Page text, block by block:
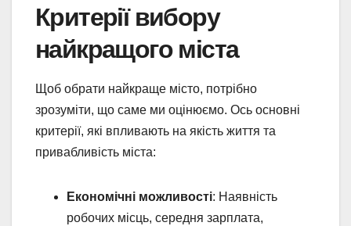
Критерії вибору
найкращого міста
Щоб обрати найкраще місто, потрібно
зрозуміти, що саме ми оцінюємо. Ось основні
критерії, які впливають на якість життя та
привабливість міста:
Економічні можливості: Наявність
робочих місць, середня зарплата,